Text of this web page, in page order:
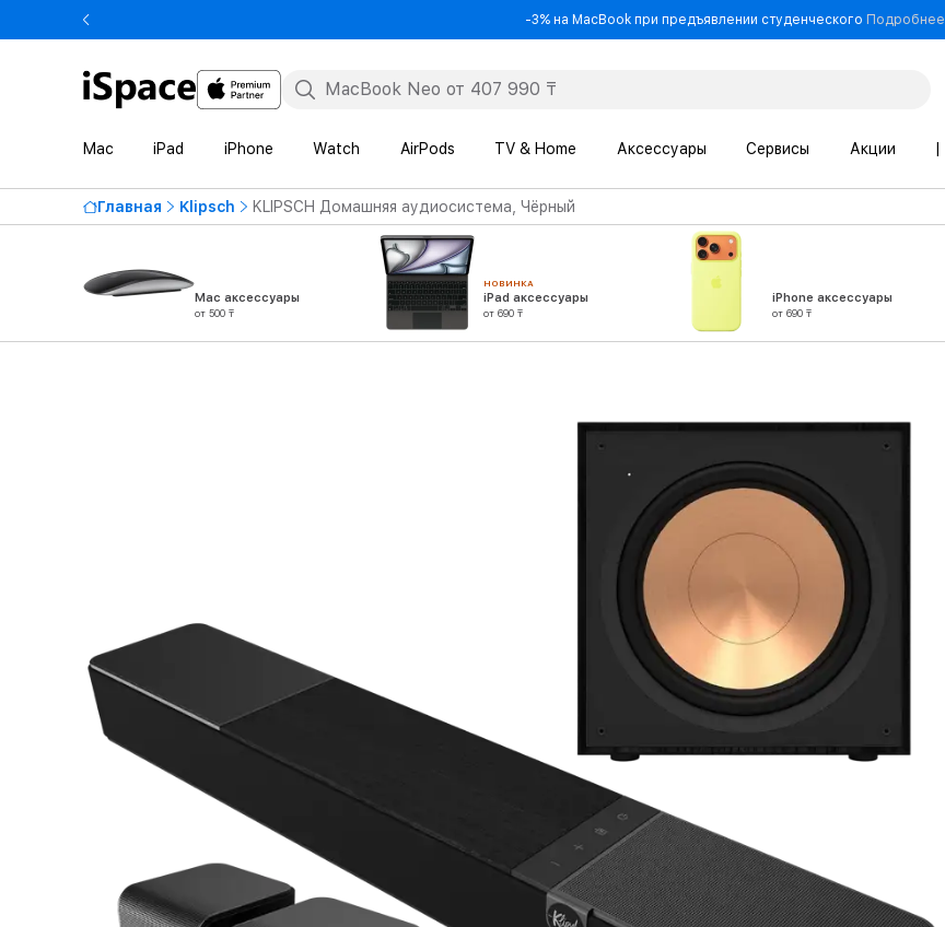
-3% на MacBook при предъявлении студенческого Подробнее
Mac iPad iPhone Watch AirPods TV & Home Аксессуары Сервисы Акции
Главная Klipsch KLIPSCH Домашняя аудиосистема, Чёрный
Mac аксессуары
от 500 ₸
НОВИНКА
iPad аксессуары
от 690 ₸
iPhone аксессуары
от 690 ₸